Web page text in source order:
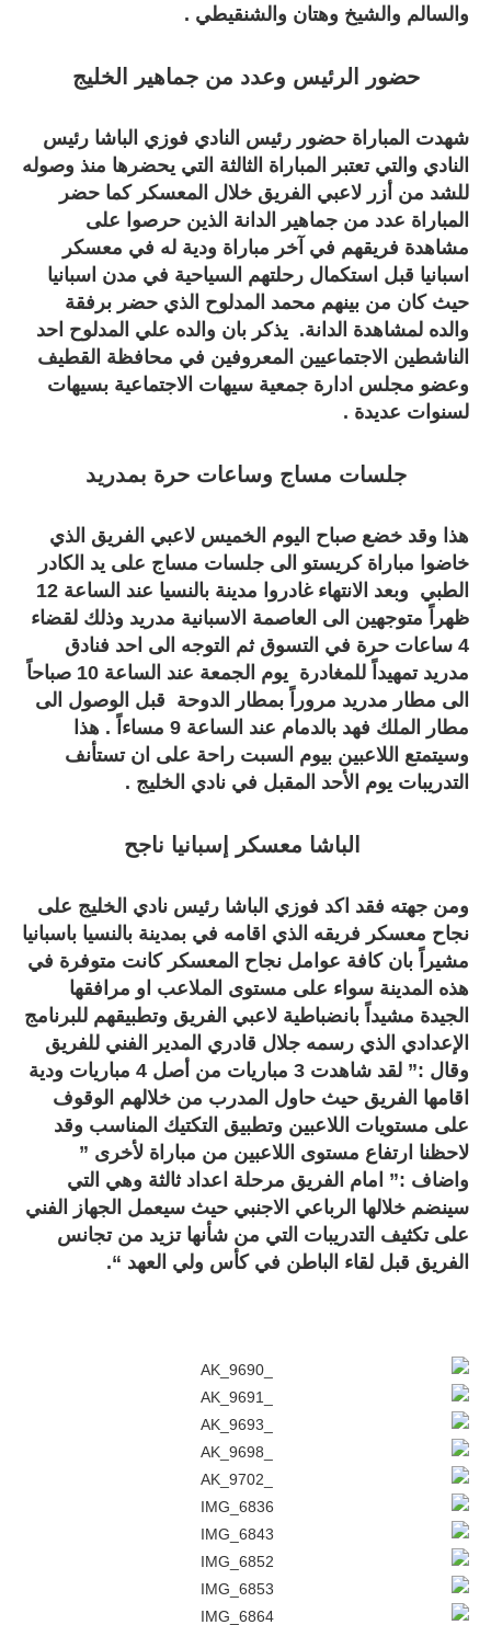
والسالم والشيخ وهتان والشنقيطي .
حضور الرئيس وعدد من جماهير الخليج
شهدت المباراة حضور رئيس النادي فوزي الباشا رئيس
النادي والتي تعتبر المباراة الثالثة التي يحضرها منذ وصوله
للشد من أزر لاعبي الفريق خلال المعسكر كما حضر
المباراة عدد من جماهير الدانة الذين حرصوا على
مشاهدة فريقهم في آخر مباراة ودية له في معسكر
اسبانيا قبل استكمال رحلتهم السياحية في مدن اسبانيا
حيث كان من بينهم محمد المدلوح الذي حضر برفقة
والده لمشاهدة الدانة. يذكر بان والده علي المدلوح احد
الناشطين الاجتماعيين المعروفين في محافظة القطيف
وعضو مجلس ادارة جمعية سيهات الاجتماعية بسيهات
لسنوات عديدة .
جلسات مساج وساعات حرة بمدريد
هذا وقد خضع صباح اليوم الخميس لاعبي الفريق الذي
خاضوا مباراة كريستو الى جلسات مساج على يد الكادر
الطبي وبعد الانتهاء غادروا مدينة بالنسيا عند الساعة 12
ظهراً متوجهين الى العاصمة الاسبانية مدريد وذلك لقضاء
4 ساعات حرة في التسوق ثم التوجه الى احد فنادق
مدريد تمهيداً للمغادرة يوم الجمعة عند الساعة 10 صباحاً
الى مطار مدريد مروراً بمطار الدوحة قبل الوصول الى
مطار الملك فهد بالدمام عند الساعة 9 مساءاً . هذا
وسيتمتع اللاعبين بيوم السبت راحة على ان تستأنف
التدريبات يوم الأحد المقبل في نادي الخليج .
الباشا معسكر إسبانيا ناجح
ومن جهته فقد اكد فوزي الباشا رئيس نادي الخليج على
نجاح معسكر فريقه الذي اقامه في بمدينة بالنسيا باسبانيا
مشيراً بان كافة عوامل نجاح المعسكر كانت متوفرة في
هذه المدينة سواء على مستوى الملاعب او مرافقها
الجيدة مشيداً بانضباطية لاعبي الفريق وتطبيقهم للبرنامج
الإعدادي الذي رسمه جلال قادري المدير الفني للفريق
وقال :” لقد شاهدت 3 مباريات من أصل 4 مباريات ودية
اقامها الفريق حيث حاول المدرب من خلالهم الوقوف
على مستويات اللاعبين وتطبيق التكتيك المناسب وقد
لاحظنا ارتفاع مستوى اللاعبين من مباراة لأخرى ”
واضاف :” امام الفريق مرحلة اعداد ثالثة وهي التي
سينضم خلالها الرباعي الاجنبي حيث سيعمل الجهاز الفني
على تكثيف التدريبات التي من شأنها تزيد من تجانس
الفريق قبل لقاء الباطن في كأس ولي العهد “.